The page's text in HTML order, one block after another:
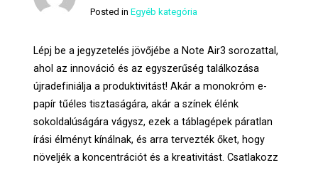
Posted inEgyéb kategória
Lépj be a jegyzetelés jövőjébe a Note Air3 sorozattal,
ahol az innováció és az egyszerűség találkozása
újradefiniálja a produktivitást! Akár a monokróm e-
papír tűéles tisztaságára, akár a színek élénk
sokoldalúságára vágysz, ezek a táblagépek páratlan
írási élményt kínálnak, és arra tervezték őket, hogy
növeljék a koncentrációt és a kreativitást. Csatlakozz